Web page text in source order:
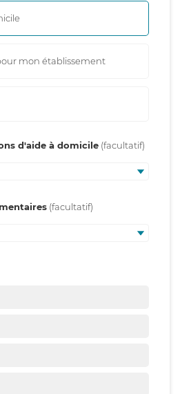
mon établissement
d'aide à domicile